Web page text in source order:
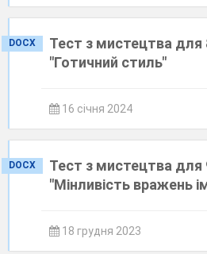
DOCX
Тест з мистецтва для
"Готичний стиль"
16 січня 2024
DOCX
Тест з мистецтва для
"Мінливість вражень
18 грудня 2023